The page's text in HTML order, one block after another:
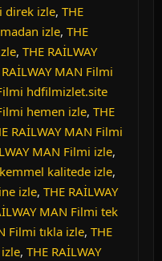
direk izle, THE
izle, THE
, THE RAİLWAY
RAİLWAY MAN Filmi
hdfilmizlet.site
hemen izle, THE
RAİLWAY MAN Filmi
MAN Filmi izle,
kalitede izle,
izle, THE RAİLWAY
MAN Filmi tek
Filmi tıkla izle, THE
, THE RAİLWAY